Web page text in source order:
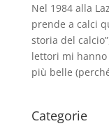
Nel 1984 alla
prende a calci
storia del
lettori mi
più belle
Categorie